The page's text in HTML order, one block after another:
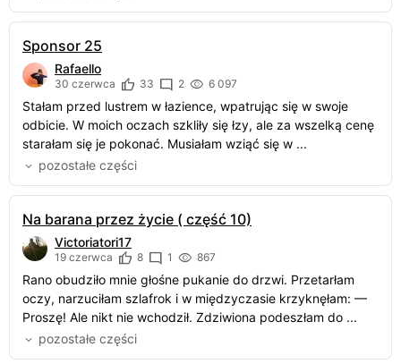
Sponsor 25
Rafaello
30 czerwca 33 2 6 097
Stałam przed lustrem w łazience, wpatrując się w swoje
odbicie. W moich oczach szkliły się łzy, ale za wszelką cenę
starałam się je pokonać. Musiałam wziąć się w ...
pozostałe części
Na barana przez życie ( część 10)
Victoriatori17
19 czerwca 8 1 867
Rano obudziło mnie głośne pukanie do drzwi. Przetarłam
oczy, narzuciłam szlafrok i w międzyczasie krzyknęłam: —
Proszę! Ale nikt nie wchodził. Zdziwiona podeszłam do ...
pozostałe części